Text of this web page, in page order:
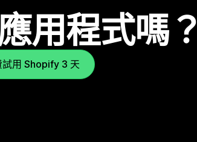
用程式嗎？
試用 Shopify 3 天